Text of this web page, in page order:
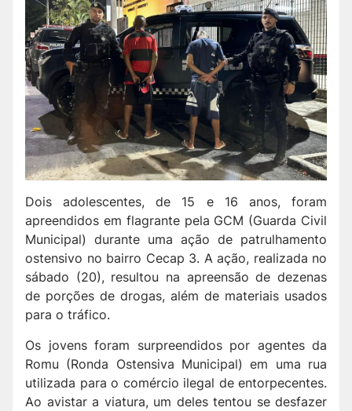
Dois adolescentes, de 15 e 16 anos, foram
apreendidos em flagrante pela GCM (Guarda Civil
Municipal) durante uma ação de patrulhamento
ostensivo no bairro Cecap 3. A ação, realizada no
sábado (20), resultou na apreensão de dezenas
de porções de drogas, além de materiais usados
para o tráfico.
Os jovens foram surpreendidos por agentes da
Romu (Ronda Ostensiva Municipal) em uma rua
utilizada para o comércio ilegal de entorpecentes.
Ao avistar a viatura, um deles tentou se desfazer